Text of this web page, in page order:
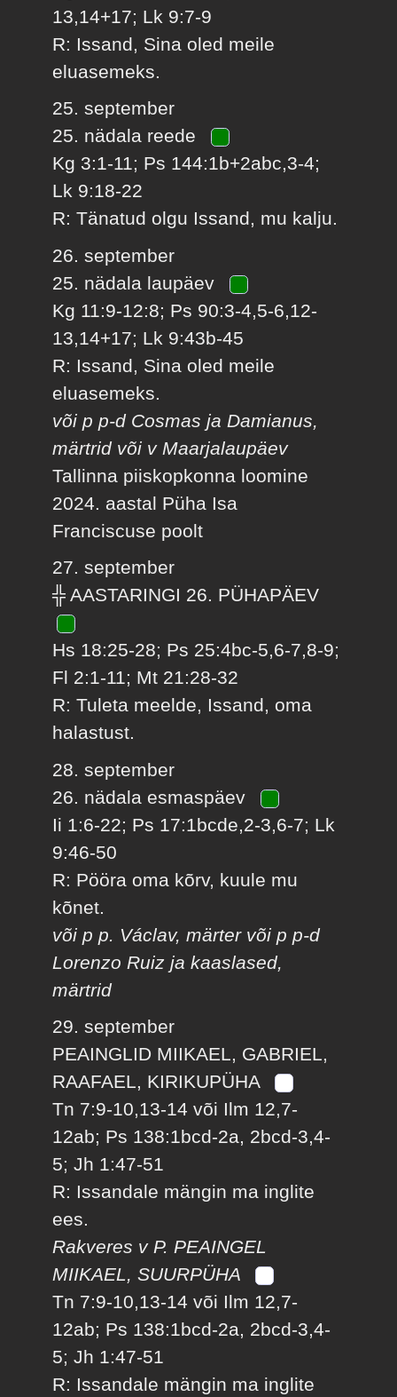
13,14+17; Lk 9:7-9
R: Issand, Sina oled meile
eluasemeks.
25. september
25. nädala reede
Kg 3:1-11; Ps 144:1b+2abc,3-4;
Lk 9:18-22
R: Tänatud olgu Issand, mu kalju.
26. september
25. nädala laupäev
Kg 11:9-12:8; Ps 90:3-4,5-6,12-
13,14+17; Lk 9:43b-45
R: Issand, Sina oled meile
eluasemeks.
või p p-d Cosmas ja Damianus,
märtrid või v Maarjalaupäev
Tallinna piiskopkonna loomine
2024. aastal Püha Isa
Franciscuse poolt
27. september
╬ AASTARINGI 26. PÜHAPÄEV
Hs 18:25-28; Ps 25:4bc-5,6-7,8-9;
Fl 2:1-11; Mt 21:28-32
R: Tuleta meelde, Issand, oma
halastust.
28. september
26. nädala esmaspäev
Ii 1:6-22; Ps 17:1bcde,2-3,6-7; Lk
9:46-50
R: Pööra oma kõrv, kuule mu
kõnet.
või p p. Václav, märter või p p-d
Lorenzo Ruiz ja kaaslased,
märtrid
29. september
PEAINGLID MIIKAEL, GABRIEL,
RAAFAEL, KIRIKUPÜHA
Tn 7:9-10,13-14 või Ilm 12,7-
12ab; Ps 138:1bcd-2a, 2bcd-3,4-
5; Jh 1:47-51
R: Issandale mängin ma inglite
ees.
Rakveres v P. PEAINGEL
MIIKAEL, SUURPÜHA
Tn 7:9-10,13-14 või Ilm 12,7-
12ab; Ps 138:1bcd-2a, 2bcd-3,4-
5; Jh 1:47-51
R: Issandale mängin ma inglite